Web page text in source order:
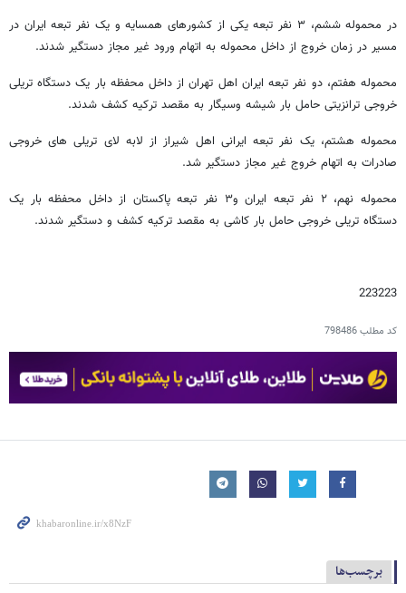
در محموله ششم، ۳ نفر تبعه یکی از کشورهای همسایه و یک نفر تبعه ایران در
مسیر در زمان خروج از داخل محموله به اتهام ورود غیر مجاز دستگیر شدند.
محموله هفتم، دو نفر تبعه ایران اهل تهران از داخل محفظه بار یک دستگاه تریلی
خروجی ترانزیتی حامل بار شیشه وسیگار به مقصد ترکیه کشف شدند.
محموله هشتم، یک نفر تبعه ایرانی اهل شیراز از لابه لای تریلی های خروجی
صادرات به اتهام خروج غیر مجاز دستگیر شد.
محموله نهم، ۲ نفر تبعه ایران و۳ نفر تبعه پاکستان از داخل محفظه بار یک
دستگاه تریلی خروجی حامل بار کاشی به مقصد ترکیه کشف و دستگیر شدند.
223223
کد مطلب798486
برچسب‌ها